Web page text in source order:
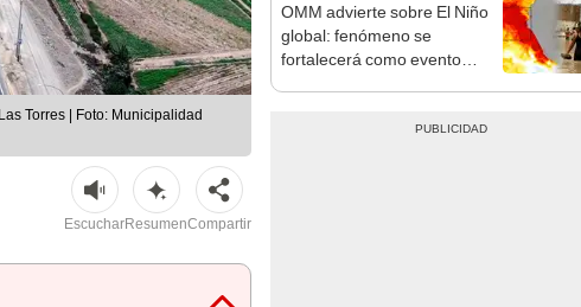
Torres | Foto: Municipalidad
EscucharResumenCompartir
OMM advierte sobre El Niño
global: fenómeno se
fortalecerá como evento